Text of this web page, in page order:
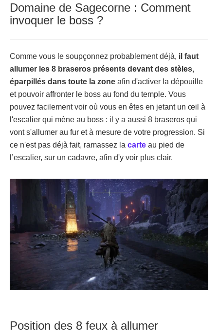
Domaine de Sagecorne : Comment
invoquer le boss ?
Comme vous le soupçonnez probablement déjà, il faut
allumer les 8 braseros présents devant des stèles,
éparpillés dans toute la zone afin d'activer la dépouille
et pouvoir affronter le boss au fond du temple. Vous
pouvez facilement voir où vous en êtes en jetant un œil à
l'escalier qui mène au boss : il y a aussi 8 braseros qui
vont s'allumer au fur et à mesure de votre progression. Si
ce n'est pas déjà fait, ramassez la carte au pied de
l’escalier, sur un cadavre, afin d'y voir plus clair.
Position des 8 feux à allumer